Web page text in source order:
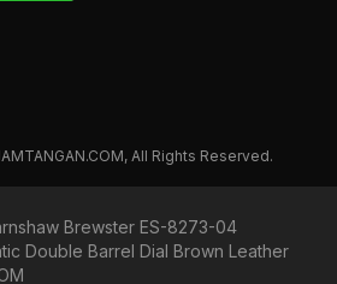
All Rights Reserved.
Brewster ES-8273-04
Double Barrel Dial Brown Leather